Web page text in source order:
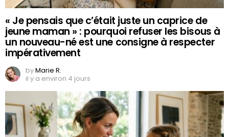
« Je pensais que c’était juste un caprice de
jeune maman » : pourquoi refuser les bisous à
un nouveau-né est une consigne à respecter
impérativement
byMarie R.
il y a environ 4 jours